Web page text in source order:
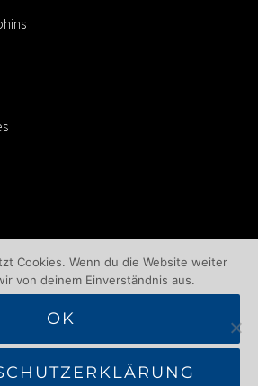
Wien | All Rights Reserved |
Cookies. Wenn du die Website weiter
von deinem Einverständnis aus.
OK